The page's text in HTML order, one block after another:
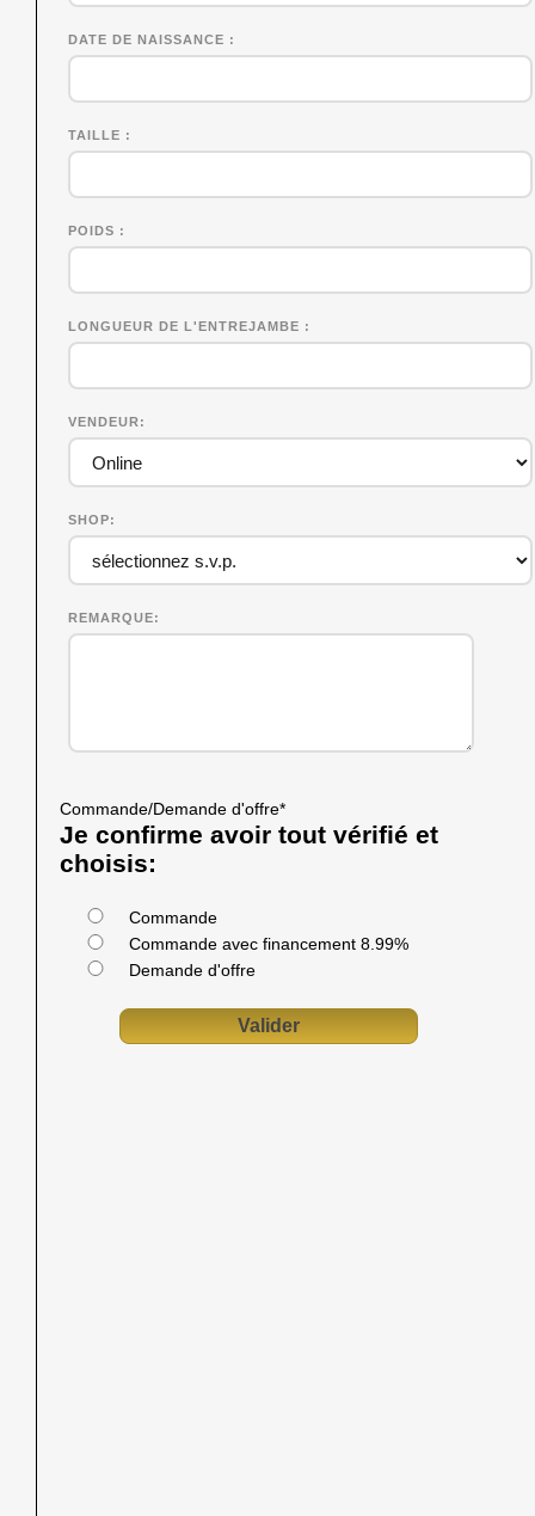
DATE DE NAISSANCE
TAILLE
POIDS
LONGUEUR DE L'ENTREJAMBE
VENDEUR
SHOP
REMARQUE
Commande/Demande d'offre*
Je confirme avoir tout vérifié et
choisis:
Commande
Commande avec financement 8.99%
Demande d'offre